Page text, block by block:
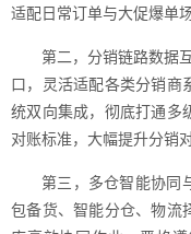
适配日常订单与大促爆单场
第二，分销链路数据
口，灵活适配各类分销商
统双向集成，彻底打通多
对账标准，大幅提升分销
第三，多仓智能协同
包备货、智能分仓、物流